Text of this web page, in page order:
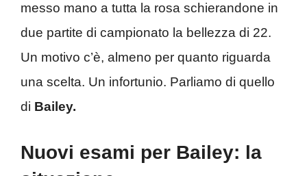
messo mano a tutta la rosa schierandone in
due partite di campionato la bellezza di 22.
Un motivo c’è, almeno per quanto riguarda
una scelta. Un infortunio. Parliamo di quello
di Bailey.
Nuovi esami per Bailey: la